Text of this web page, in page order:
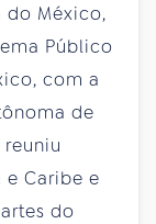
do México,
Público
com a
de
e Caribe e
do